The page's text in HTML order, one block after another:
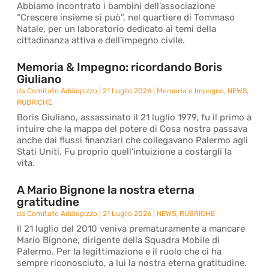
Abbiamo incontrato i bambini dell’associazione
“Crescere insieme si può”, nel quartiere di Tommaso
Natale, per un laboratorio dedicato ai temi della
cittadinanza attiva e dell’impegno civile.
Memoria & Impegno: ricordando Boris
Giuliano
daComitato Addiopizzo |21 Luglio 2026 Memoria e Impegno, NEWS,
RUBRICHE
Boris Giuliano, assassinato il 21 luglio 1979, fu il primo a
intuire che la mappa del potere di Cosa nostra passava
anche dai flussi finanziari che collegavano Palermo agli
Stati Uniti. Fu proprio quell’intuizione a costargli la
vita.
A Mario Bignone la nostra eterna
gratitudine
daComitato Addiopizzo |21 Luglio 2026 NEWS, RUBRICHE
Il 21 luglio del 2010 veniva prematuramente a mancare
Mario Bignone, dirigente della Squadra Mobile di
Palermo. Per la legittimazione e il ruolo che ci ha
sempre riconosciuto, a lui la nostra eterna gratitudine.